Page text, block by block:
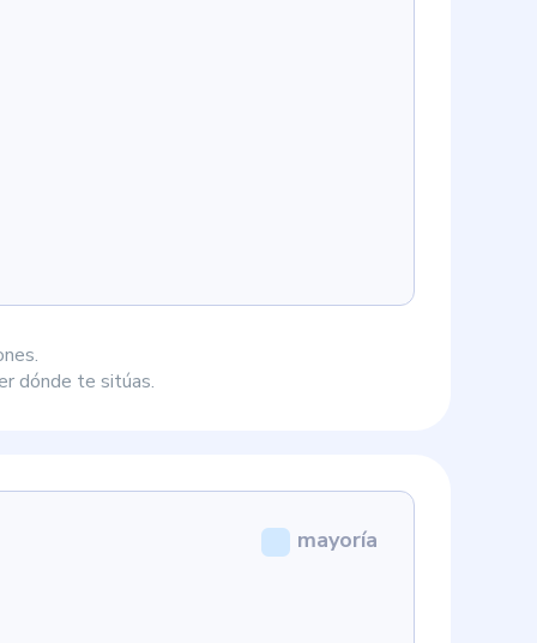
dónde te sitúas.
mayoría